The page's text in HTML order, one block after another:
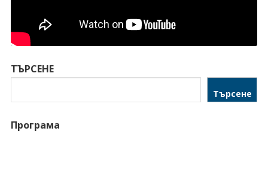
ТЪРСЕНЕ
Търсене
Програма